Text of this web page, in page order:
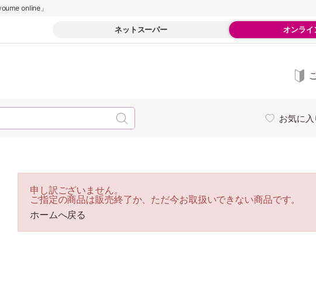
online」
ネットスーパー オンライ
お気に入
申し訳ございません。
ご指定の商品は販売終了か、ただ今お取扱いできない商品です。
ホームへ戻る